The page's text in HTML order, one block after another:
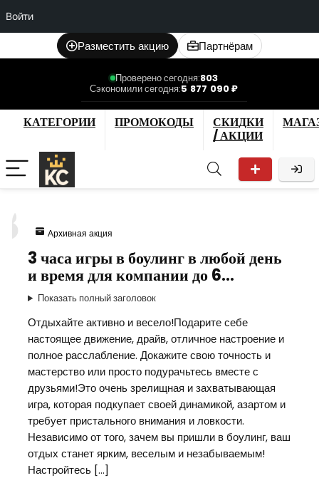
Войти
Разместить акцию Партнёрам
Проверено сегодня:803
Сэкономили сегодня:5 877 090 ₽
КАТЕГОРИИ ПРОМОКОДЫ
СКИДКИ
/ АКЦИИ
Архивная акция
3 часа игры в боулинг в любой день
и время для компании до 6…
Показать полный заголовок
Отдыхайте активно и весело!Подарите себе
настоящее движение, драйв, отличное настроение и
полное расслабление. Докажите свою точность и
мастерство или просто подурачьтесь вместе с
друзьями!Это очень зрелищная и захватывающая
игра, которая подкупает своей динамикой, азартом и
требует пристального внимания и ловкости.
Независимо от того, зачем вы пришли в боулинг, ваш
отдых станет ярким, веселым и незабываемым!
Настройтесь […]